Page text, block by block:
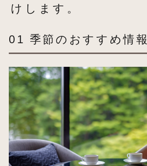
けします。
01 季節のおすすめ情報